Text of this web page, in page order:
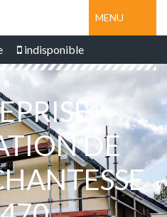
MENU
indisponible
DE